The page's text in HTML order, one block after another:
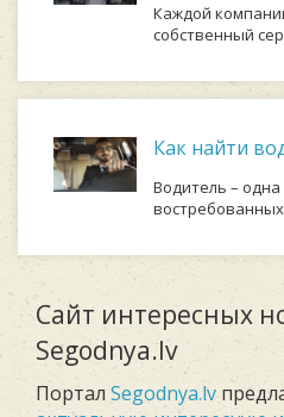
Каждой
собственный
Как найти
Водитель –
Сайт интересных
Segodnya.lv
Портал Segodnya.lv